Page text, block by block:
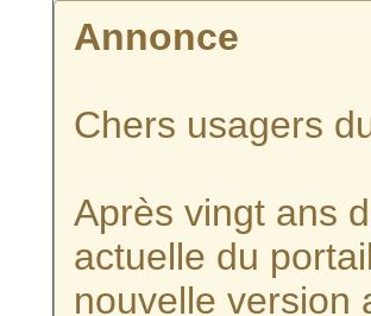
Annonce
Chers usagers
Après vingt ans
actuelle du
nouvelle version